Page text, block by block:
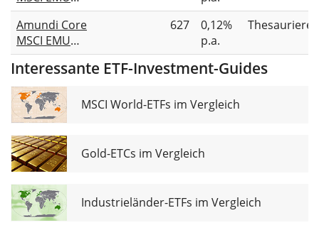
UCITS ETF Dist
Amundi Core
MSCI EMU
UCITS ETF Acc
627
0,12%
p.a.
Interessante ETF-Investment-Guides
MSCI World-ETFs im Vergleich
Gold-ETCs im Vergleich
Industrieländer-ETFs im Vergleich